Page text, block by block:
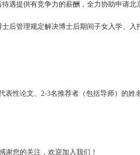
遇提供有竞争力的薪酬，全力协助申请
后管理规定解决博士后期间子女入学、
表性论文、2-3名推荐者（包括导师）的姓
谢您的关注，欢迎加入我们！